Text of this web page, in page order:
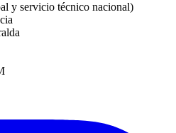
y servicio técnico nacional)